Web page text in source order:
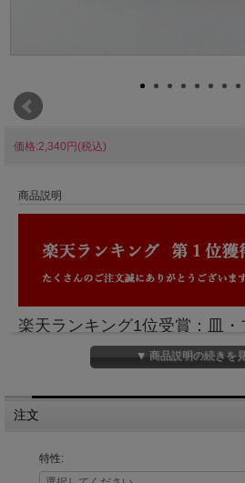
価格:2,340円(税込)
商品説明
楽天ランキング1位受賞：皿
（2023/8/8）
世界三大銘木の１つであるチ
ート。
ウレタン塗装で仕上げている
お手入れは簡単。
▼ 商品説明の続きを
注文
特性: